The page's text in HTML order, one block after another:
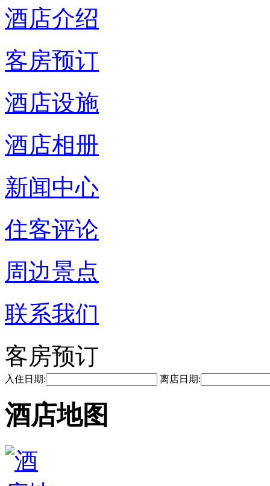
酒店介绍
客房预订
酒店设施
酒店相册
新闻中心
住客评论
周边景点
联系我们
客房预订
入住日期: 离店日期:
酒店地图